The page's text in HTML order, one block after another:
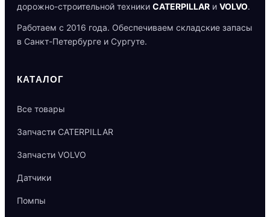
дорожно-строительной техники CATERPILLAR и VOLVO.
Работаем с 2016 года. Обеспечиваем складские запасы
в Санкт-Петербурге и Сургуте.
КАТАЛОГ
Все товары
Запчасти CATERPILLAR
Запчасти VOLVO
Датчики
Помпы